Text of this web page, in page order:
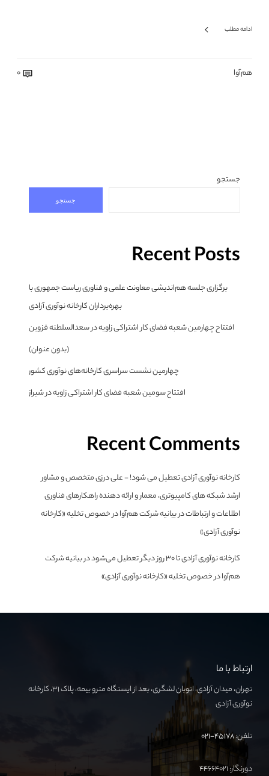
ادامه مطلب
هم‌آوا 0
جستجو
جستجو
Recent Posts
برگزاری جلسه هم‌اندیشی معاونت علمی و فناوری ریاست جمهوری با
بهره‌برداران کارخانه نوآوری آزادی
افتتاح چهارمین شعبه فضای کار اشتراکی زاویه در سعدالسلطنه قزوین
(بدون عنوان)
چهارمین نشست سراسری کارخانه‌های نوآوری کشور
افتتاح سومین شعبه فضای کار اشتراکی زاویه در شیراز
Recent Comments
کارخانه نوآوری آزادی تعطیل می شود! - علی درزی متخصص و مشاور
ارشد شبکه های کامپیوتری، معمار و ارائه دهنده راهکارهای فناوری
اطلاعات و ارتباطاتدربیانیه شرکت هم‌آوا در خصوص تخلیه «کارخانه
نوآوری آزادی»
کارخانه نوآوری آزادی تا ۳۰ روز دیگر تعطیل می‌شود دربیانیه شرکت
هم‌آوا در خصوص تخلیه «کارخانه نوآوری آزادی»
ارتباط با ما
تهران، میدان آزادی، اتوبان لشگری، بعد از ایستگاه مترو بیمه، پلاک ۳۱، کارخانه
نوآوری آزادی
تلفن:۴۵۱۷۸-۰۲۱
دورنگار: ۴۴۶۶۴۰۲۱